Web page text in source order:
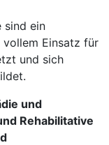
sind ein
Einsatz für
und sich
und
Rehabilitative